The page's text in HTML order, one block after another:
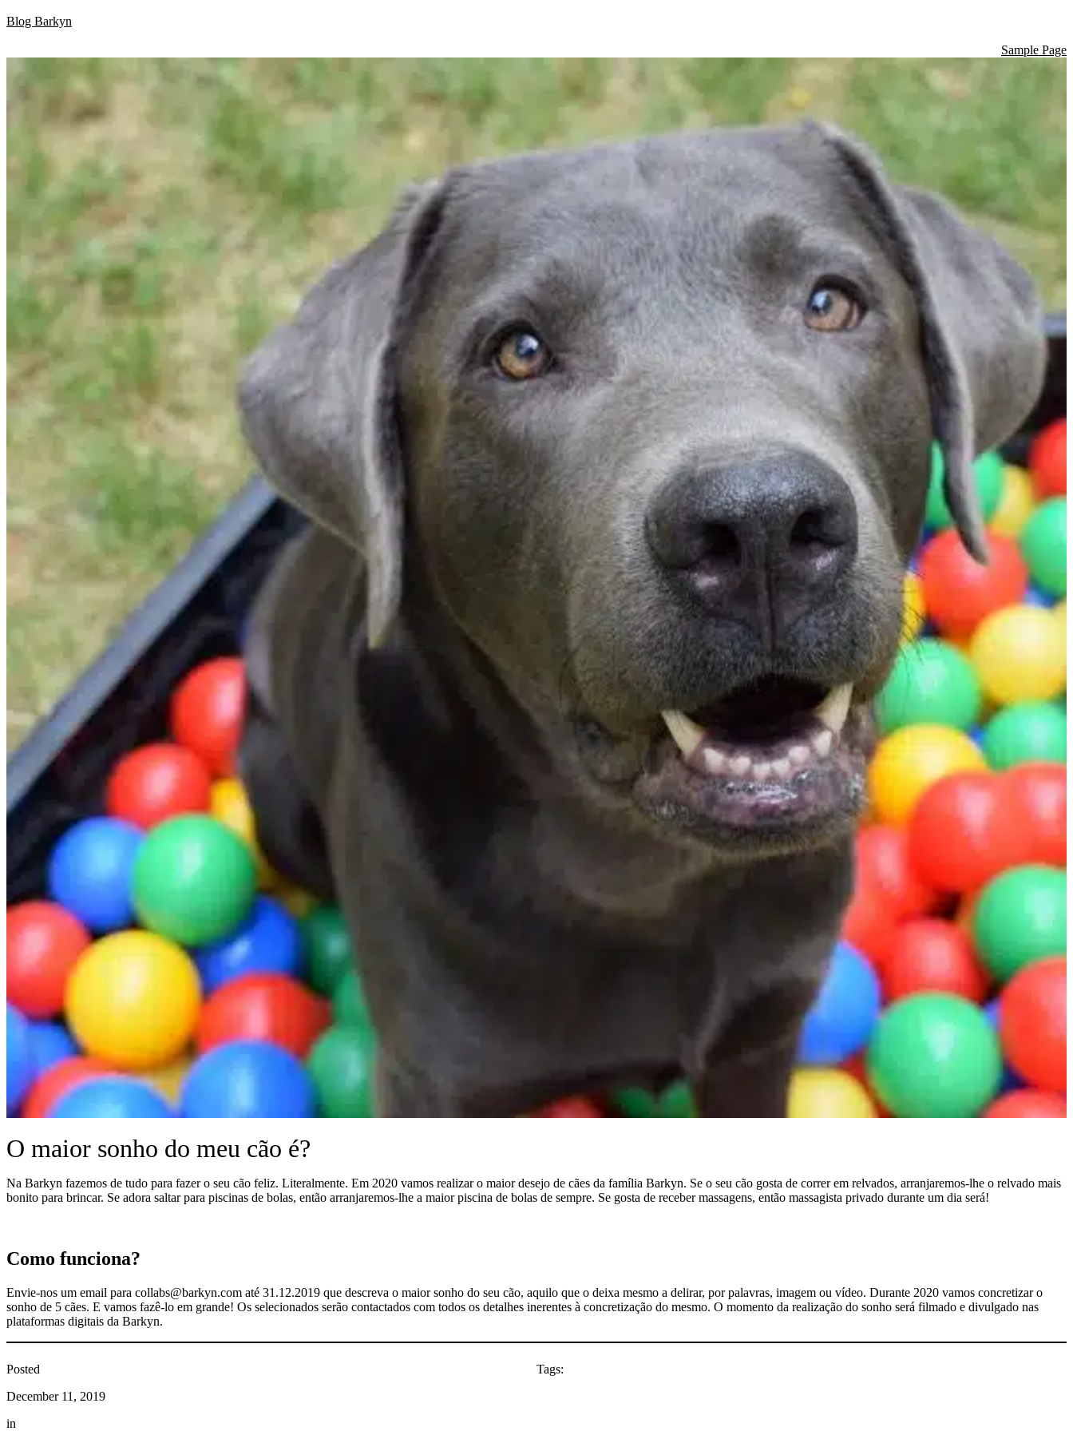
Skip
Blog Barkyn
Sample Page
O maior sonho do meu cão é?
Na Barkyn fazemos de tudo para fazer o seu cão feliz. Literalmente. Em 2020 vamos realizar o maior desejo de cães da família Barkyn. Se o seu cão gosta de correr em relvados, arranjaremos-lhe o relvado mais
bonito para brincar. Se adora saltar para piscinas de bolas, então arranjaremos-lhe a maior piscina de bolas de sempre. Se gosta de receber massagens, então massagista privado durante um dia será!
Como funciona?
Envie-nos um email para collabs@barkyn.com até 31.12.2019 que descreva o maior sonho do seu cão, aquilo que o deixa mesmo a delirar, por palavras, imagem ou vídeo. Durante 2020 vamos concretizar o
sonho de 5 cães. E vamos fazê-lo em grande! Os selecionados serão contactados com todos os detalhes inerentes à concretização do mesmo. O momento da realização do sonho será filmado e divulgado nas
plataformas digitais da Barkyn.
Posted
December 11, 2019
in
Tags: